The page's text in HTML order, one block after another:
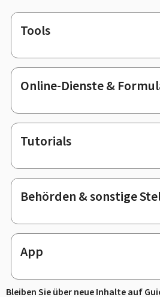
Footer
Tools
Online-Dienste &
Tutorials
Behörden & sonstige
App
Bleiben Sie über neue Inhalte auf